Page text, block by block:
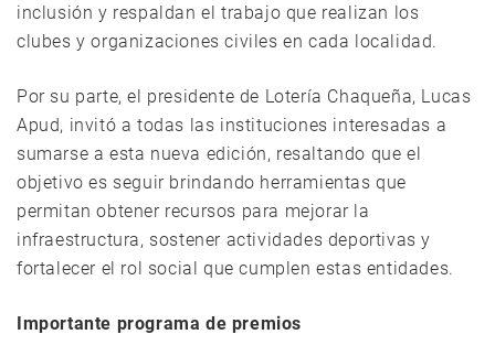
inclusión y respaldan el trabajo que realizan los
clubes y organizaciones civiles en cada localidad.
Por su parte, el presidente de Lotería Chaqueña, Lucas
Apud, invitó a todas las instituciones interesadas a
sumarse a esta nueva edición, resaltando que el
objetivo es seguir brindando herramientas que
permitan obtener recursos para mejorar la
infraestructura, sostener actividades deportivas y
fortalecer el rol social que cumplen estas entidades.
Importante programa de premios